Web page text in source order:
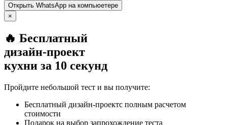
Открыть WhatsApp на компьюетере
×
🔥 Бесплатный
дизайн-проект
кухни за 10 секунд
Пройдите небольшой тест и вы получите:
Бесплатный дизайн-проектс полным расчетом
стоимости
Подарок на выбор запрохождение теста